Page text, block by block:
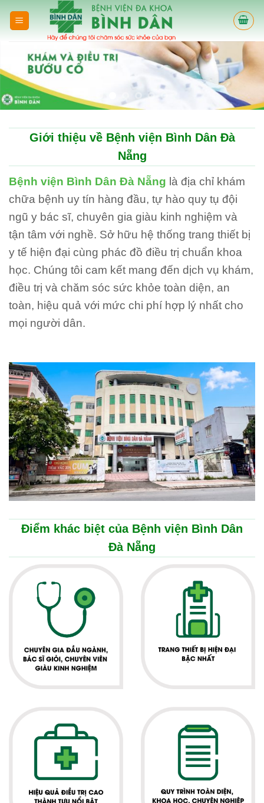
Giới thiệu về Bệnh viện Bình Dân Đà
Nẵng
Bệnh viện Bình Dân Đà Nẵng là địa chỉ khám
chữa bệnh uy tín hàng đầu, tự hào quy tụ đội
ngũ y bác sĩ, chuyên gia giàu kinh nghiệm và
tận tâm với nghề. Sở hữu hệ thống trang thiết bị
y tế hiện đại cùng phác đồ điều trị chuẩn khoa
học. Chúng tôi cam kết mang đến dịch vụ khám,
điều trị và chăm sóc sức khỏe toàn diện, an
toàn, hiệu quả với mức chi phí hợp lý nhất cho
mọi người dân.
Điểm khác biệt của Bệnh viện Bình Dân
Đà Nẵng